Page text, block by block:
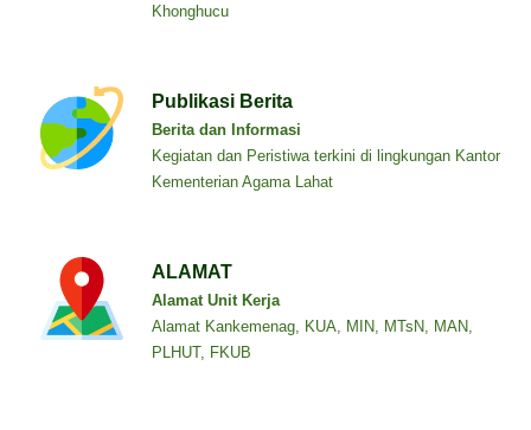
Khonghucu
Publikasi Berita
Berita dan Informasi
Kegiatan dan Peristiwa terkini di lingkungan Kantor
Kementerian Agama Lahat
ALAMAT
Alamat Unit Kerja
Alamat Kankemenag, KUA, MIN, MTsN, MAN,
PLHUT, FKUB